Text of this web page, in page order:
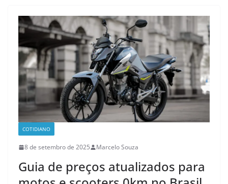
COTIDIANO
8 de setembro de 2025 Marcelo Souza
Guia de preços atualizados para